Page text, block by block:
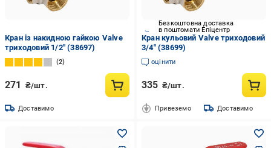
Кран із накидною гайкою Valve
триходовий 1/2" (38697)
2
271 ₴/шт.
Доставимо
Безкоштовна доставка
в поштомати Епіцентр
Кран кульовий Valve триходовий
3/4" (38699)
оцінити
335 ₴/шт.
Привеземо Доставимо